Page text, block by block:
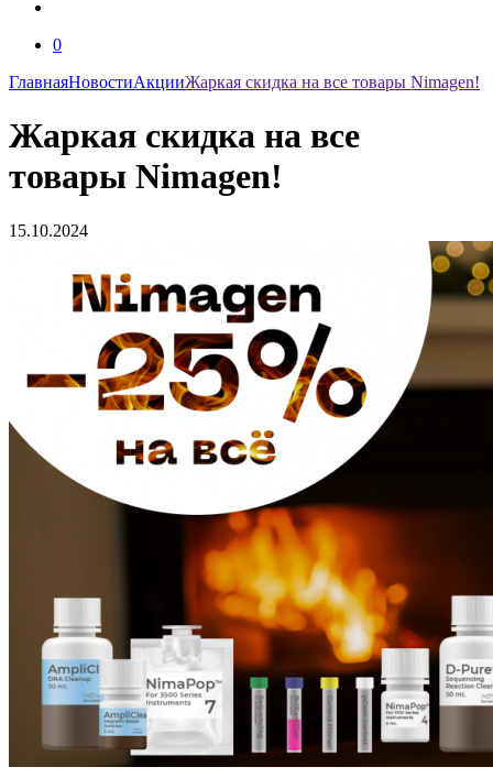
0
ГлавнаяНовостиАкцииЖаркая скидка на все товары Nimagen!
Жаркая скидка на все
товары Nimagen!
15.10.2024